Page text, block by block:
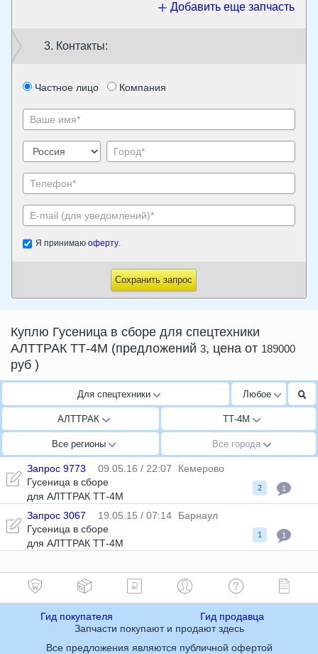
Добавить еще запчасть
3. Контакты:
Частное лицо Компания
Я принимаю оферту.
Сохранить запрос
Куплю Гусеница в сборе для спецтехники
АЛТТРАК ТТ-4М (предложений 3, цена от 189000
руб )
Для спецтехники Любое
АЛТТРАК ТТ-4М
Все регионы Все города
Запрос 9773 09.05.16 / 22:07
Кемерово
Гусеница в сборе
для АЛТТРАК ТТ-4М
2 1
Запрос 3067 19.05.15 / 07:14
Барнаул
Гусеница в сборе
для АЛТТРАК ТТ-4М
1 1
Гид покупателя
Гид продавца
Запчасти покупают и продают здесь
Все предложения являются публичной офертой